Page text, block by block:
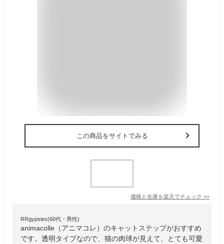
この商品をサイトでみる
価格と在庫を楽天でチェック >>
RRgypsies(60代・男性)
animacolle（アニマコレ）のキャットステップがおすすめ
です。透明タイプなので、猫の肉球が見えて、とても可愛